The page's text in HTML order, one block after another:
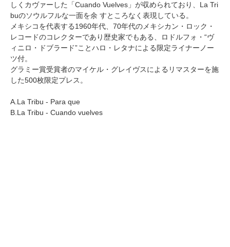
しくカヴァーした「Cuando Vuelves」が収められており、La Tri
buのソウルフルな一面を余 すところなく表現している。
メキシコを代表する1960年代、70年代のメキシカン・ロック・
レコードのコレクターであり歴史家でもある、ロドルフォ・“ヴ
ィニロ・ドブラード”ことハロ・レタナによる限定ライナーノー
ツ付。
グラミー賞受賞者のマイケル・グレイヴスによるリマスターを施
した500枚限定プレス。
A.La Tribu - Para que
B.La Tribu - Cuando vuelves